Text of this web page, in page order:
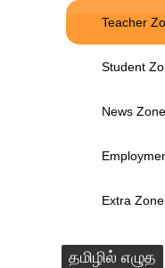
Teacher
Student
News Zone
Extra Zone
தமிழில் எழுத